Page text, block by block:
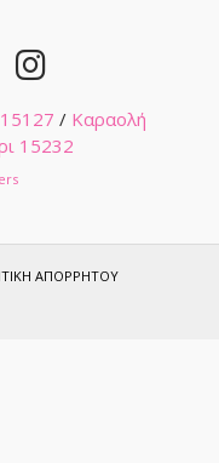
/ Καραολή
15232
ΑΠΟΡΡΉΤΟΥ